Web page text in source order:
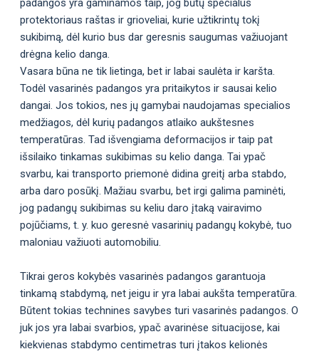
protektoriaus raštas ir grioveliai, kurie užtikrintų tokį
sukibimą, dėl kurio bus dar geresnis saugumas važiuojant
drėgna kelio danga.
Vasara būna ne tik lietinga, bet ir labai saulėta ir karšta.
Todėl vasarinės padangos yra pritaikytos ir sausai kelio
dangai. Jos tokios, nes jų gamybai naudojamas specialios
medžiagos, dėl kurių padangos atlaiko aukštesnes
temperatūras. Tad išvengiama deformacijos ir taip pat
išsilaiko tinkamas sukibimas su kelio danga. Tai ypač
svarbu, kai transporto priemonė didina greitį arba stabdo,
arba daro posūkį. Mažiau svarbu, bet irgi galima paminėti,
jog padangų sukibimas su keliu daro įtaką vairavimo
pojūčiams, t. y. kuo geresnė vasarinių padangų kokybė, tuo
maloniau važiuoti automobiliu.
Tikrai geros kokybės vasarinės padangos garantuoja
tinkamą stabdymą, net jeigu ir yra labai aukšta temperatūra.
Būtent tokias technines savybes turi vasarinės padangos. O
juk jos yra labai svarbios, ypač avarinėse situacijose, kai
kiekvienas stabdymo centimetras turi įtakos kelionės